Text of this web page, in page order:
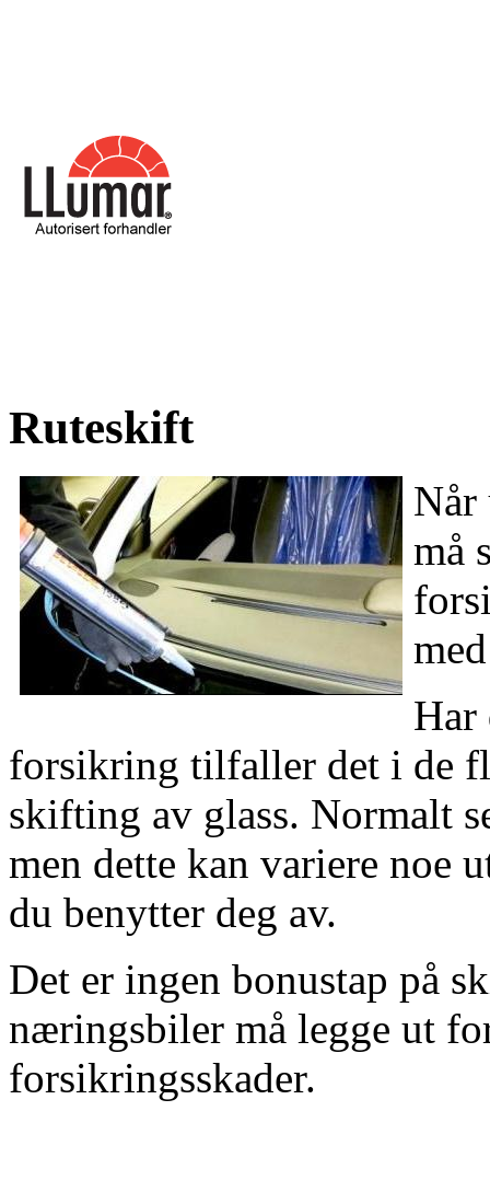
Ruteskift
Når
må
Har
forsikring tilfaller det i de
skifting av glass. Normalt
men dette kan variere noe
du benytter deg av.
Det er ingen bonustap på
næringsbiler må legge ut
forsikringsskader.